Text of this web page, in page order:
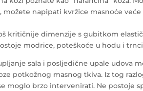
možete napipati kvržice masnoće
kritičnije dimenzije s gubitkom
modrice, poteškoće u hodu i
sala i posljedične upale udova
potkožnog masnog tkiva. Iz tog
moglo brzo intervenirati. Ne postoje